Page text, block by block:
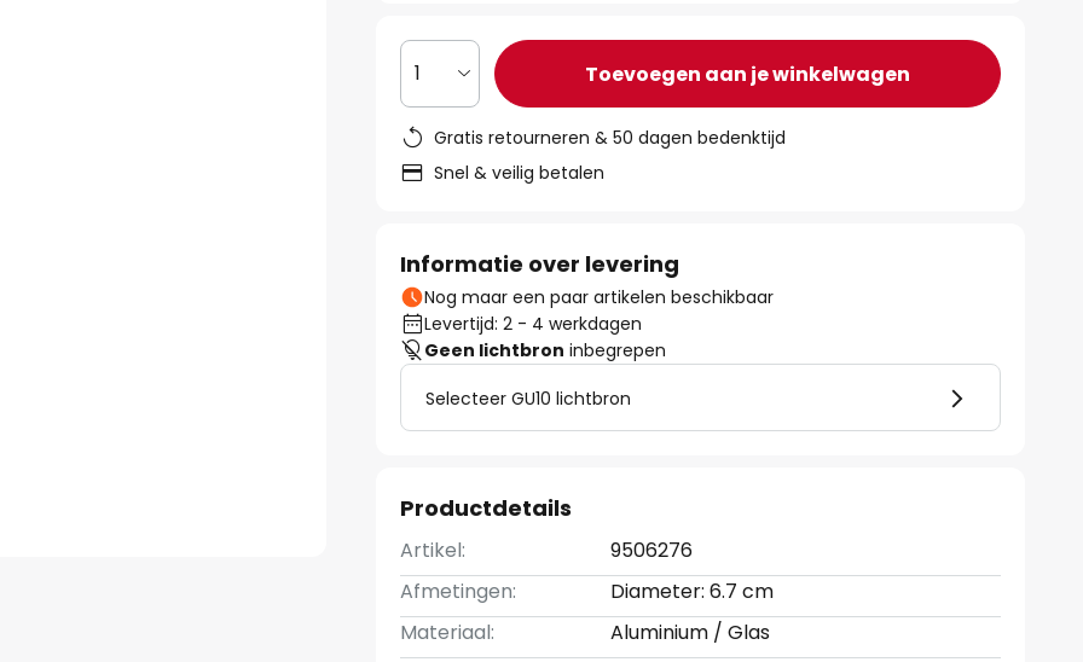
1 Toevoegen aan je winkelwagen
Gratis retourneren & 50 dagen bedenktijd
Snel & veilig betalen
Informatie over levering
Nog maar een paar artikelen beschikbaar
Levertijd: 2 - 4 werkdagen
Geen lichtbron inbegrepen
Selecteer GU10 lichtbron
Productdetails
Artikel:
9506276
Afmetingen:
Diameter: 6.7 cm
Materiaal:
Aluminium / Glas